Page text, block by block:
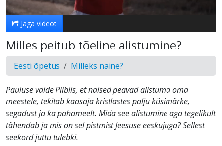
Jaga videot
Milles peitub tõeline alistumine?
Eesti õpetus Milleks naine?
Pauluse väide Piiblis, et naised peavad alistuma oma
meestele, tekitab kaasaja kristlastes palju küsimärke,
segadust ja ka pahameelt. Mida see alistumine aga tegelikult
tähendab ja mis on sel pistmist Jeesuse eeskujuga? Sellest
seekord juttu tulebki.